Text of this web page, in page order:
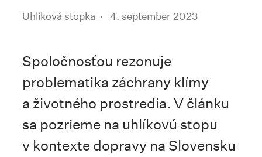
Uhlíková stopka 4. september 2023
Spoločnosťou rezonuje
problematika záchrany klímy
a životného prostredia. V článku
sa pozrieme na uhlíkovú stopu
v kontexte dopravy na Slovensku